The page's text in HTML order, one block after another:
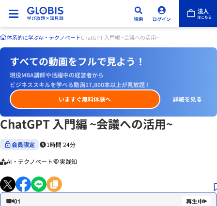
体系的に学ぶAI・テクノベートChatGPT 入門編 ~会議への活用~
すべての動画をフルで見よう！
現役MBA講師や活躍中の経営者から
ビジネススキルを学べる動画17,800本以上が見放題！
いますぐ無料体験へ
詳細を見る
ChatGPT 入門編 ~会議への活用~
会員限定 1時間 24分
AI・テクノベート 実践知
01